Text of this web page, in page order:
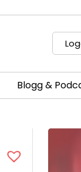
Blogg &